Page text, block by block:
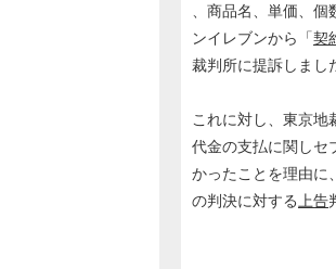
、商品名、単価、
ンイレブンから「契
裁判所に提訴しまし
これに対し、東京地
代金の支払に関しセ
かったことを理由に
の判決に対する 上告